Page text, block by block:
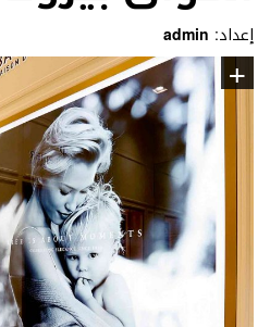
إعداد: admin